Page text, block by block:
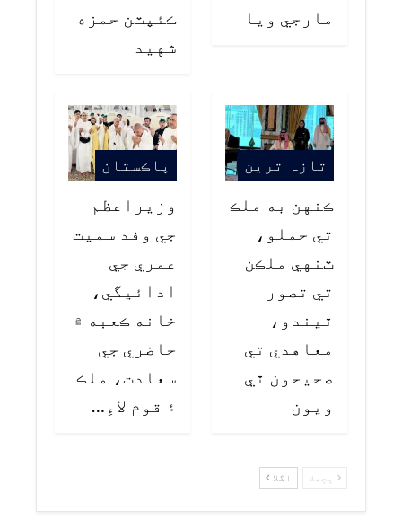
مارجي ويا
ڪئپٽن حمزه
شهيد
تازہ ترین
ڪنهن به ملڪ
تي حملو،
ٽنهي ملڪن
تي تصور
ٿيندو،
معاهدي تي
صحيحون ٿي
ويون
پاڪستان
وزيراعظم
جي وفد سميت
عمري جي
ادائيگي،
خانه ڪعبه ۾
حاضري جي
سعادت، ملڪ
۽ قوم لاءِ…
پچھلا اگلا